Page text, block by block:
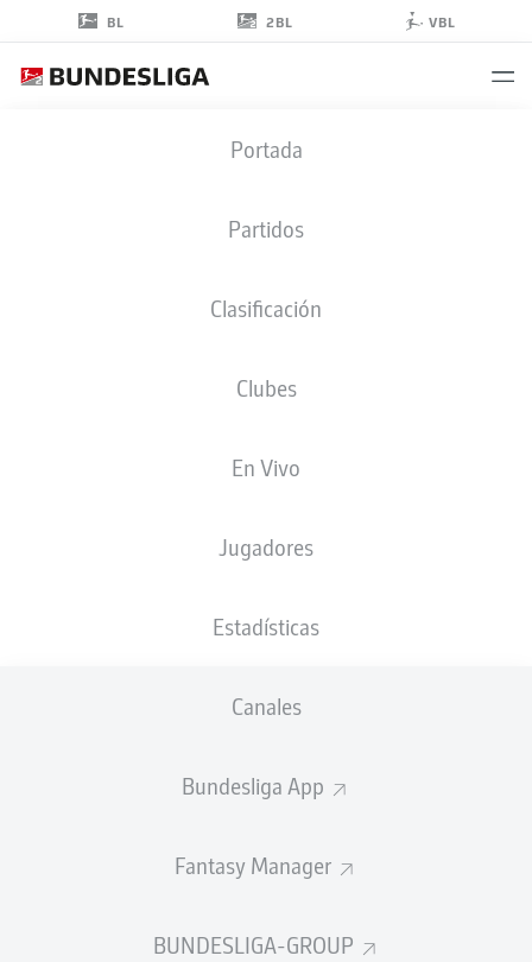
BL 2BL VBL
Portada
Partidos
Clasificación
Clubes
En Vivo
Jugadores
Estadísticas
Canales
Bundesliga App
Fantasy Manager
BUNDESLIGA-GROUP
20.12.1996
TAMAÑO
ESTADÍSTICAS